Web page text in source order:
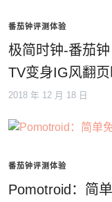
番茄钟评测体验
极简时钟-番茄
TV变身IG风翻
2018 年 12 月 18 日
番茄钟评测体验
Pomotroid：简